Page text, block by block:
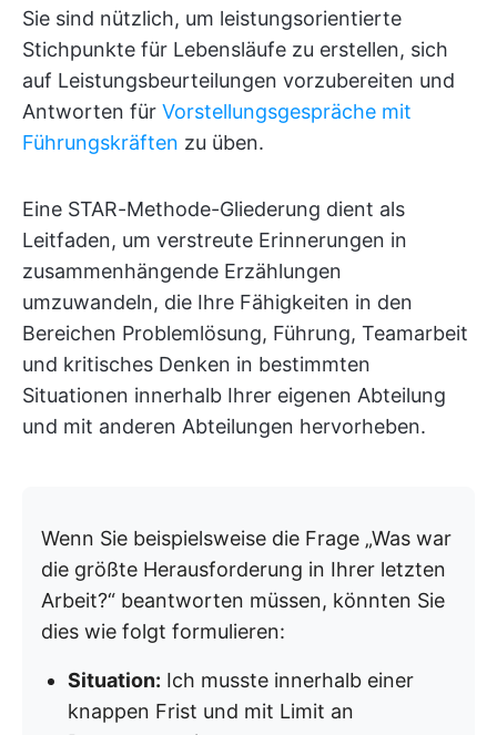
Sie sind nützlich, um leistungsorientierte
Stichpunkte für Lebensläufe zu erstellen, sich
auf Leistungsbeurteilungen vorzubereiten und
Antworten für Vorstellungsgespräche mit
Führungskräften zu üben.
Eine STAR-Methode-Gliederung dient als
Leitfaden, um verstreute Erinnerungen in
zusammenhängende Erzählungen
umzuwandeln, die Ihre Fähigkeiten in den
Bereichen Problemlösung, Führung, Teamarbeit
und kritisches Denken in bestimmten
Situationen innerhalb Ihrer eigenen Abteilung
und mit anderen Abteilungen hervorheben.
Wenn Sie beispielsweise die Frage „Was war
die größte Herausforderung in Ihrer letzten
Arbeit?“ beantworten müssen, könnten Sie
dies wie folgt formulieren:
Situation: Ich musste innerhalb einer
knappen Frist und mit Limit an